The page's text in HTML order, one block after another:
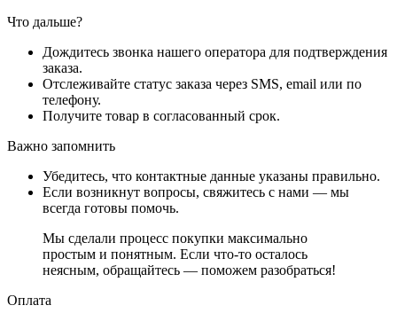
Что дальше?
Дождитесь звонка нашего оператора для подтверждения
заказа.
Отслеживайте статус заказа через SMS, email или по
телефону.
Получите товар в согласованный срок.
Важно запомнить
Убедитесь, что контактные данные указаны правильно.
Если возникнут вопросы, свяжитесь с нами — мы
всегда готовы помочь.
Мы сделали процесс покупки максимально
простым и понятным. Если что-то осталось
неясным, обращайтесь — поможем разобраться!
Оплата